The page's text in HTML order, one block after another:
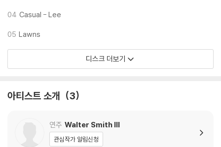
04 Casual - Lee
05 Lawns
디스크 더보기
아티스트 소개 3
연주 Walter Smith III
관심작가 알림신청